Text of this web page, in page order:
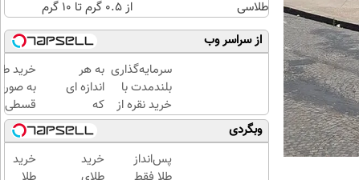
طلاسی
از ۰.۵ گرم تا ۱۰ گرم
از سراسر وب
سرمایه‌گذاری
بلندمدت با
خرید نقره از
دیجی‌کالا
به هر
اندازه ای
که
میخوای
میتونی
طلا بخری
از
خرید
به
قسطی
(
پرداخت
12
وبگردی
پس‌انداز
خرید
خرید